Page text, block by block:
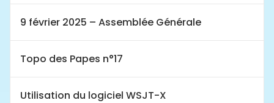
9 février 2025 – Assemblée Générale
Topo des Papes n°17
Utilisation du logiciel WSJT-X